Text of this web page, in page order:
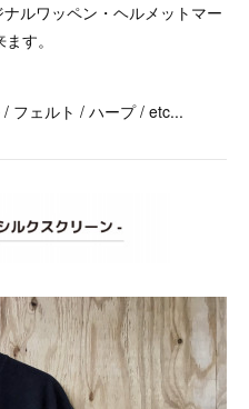
ルワッペン・ヘルメットマー
す。
フェルト / ハープ / etc...